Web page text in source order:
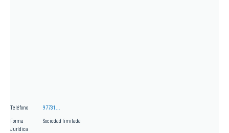
Teléfono 97731...
Forma
Jurídica
Sociedad limitada